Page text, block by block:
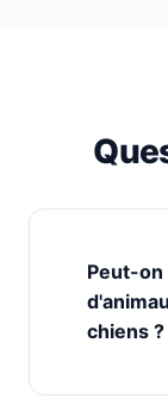
Peut-
chiens ?